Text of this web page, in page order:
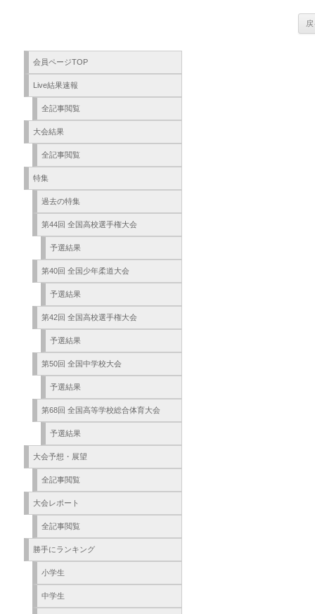
会員ページTOP
Live結果速報
全記事閲覧
大会結果
全記事閲覧
特集
過去の特集
第44回 全国高校選手権大会
予選結果
第40回 全国少年柔道大会
予選結果
第42回 全国高校選手権大会
予選結果
第50回 全国中学校大会
予選結果
第68回 全国高等学校総合体育大会
予選結果
大会予想・展望
全記事閲覧
大会レポート
全記事閲覧
勝手にランキング
小学生
中学生